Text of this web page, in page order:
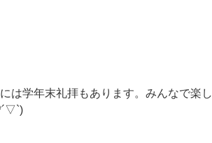
は学年末礼拝もあります。みんなで楽し